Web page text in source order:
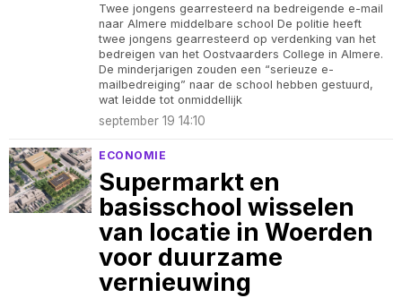
Twee jongens gearresteerd na bedreigende e-mail
naar Almere middelbare school De politie heeft
twee jongens gearresteerd op verdenking van het
bedreigen van het Oostvaarders College in Almere.
De minderjarigen zouden een “serieuze e-
mailbedreiging” naar de school hebben gestuurd,
wat leidde tot onmiddellijk
september 19 14:10
ECONOMIE
Supermarkt en
basisschool wisselen
van locatie in Woerden
voor duurzame
vernieuwing